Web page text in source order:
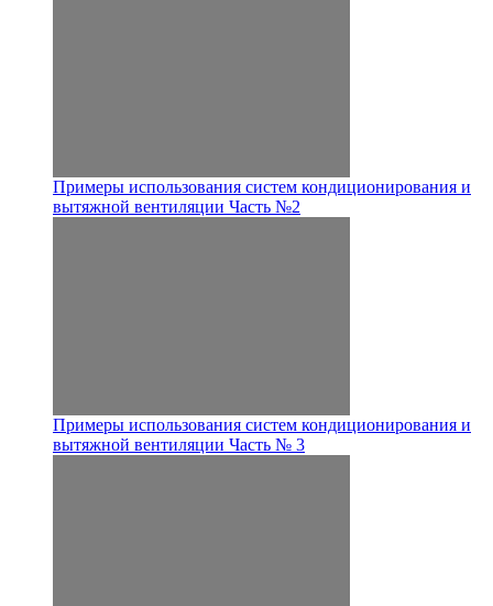
Примеры использования систем кондиционирования и
вытяжной вентиляции Часть №2
Примеры использования систем кондиционирования и
вытяжной вентиляции Часть № 3